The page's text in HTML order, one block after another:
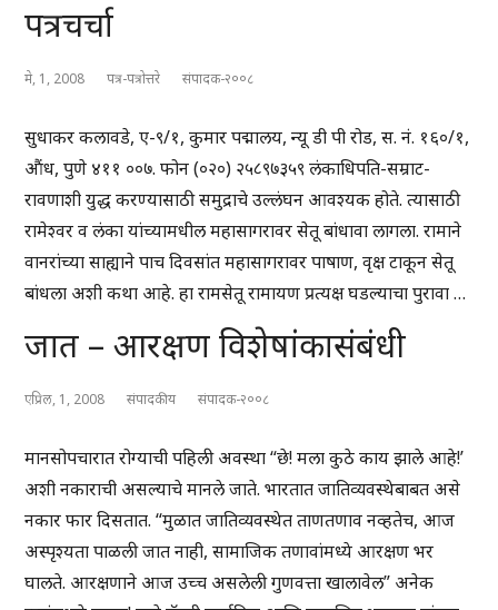
पत्रचर्चा
मे, 1, 2008 पत्र-पत्रोत्तरे संपादक-२००८
सुधाकर कलावडे, ए-९/१, कुमार पद्मालय, न्यू डी पी रोड, स. नं. १६०/१,
औंध, पुणे ४११ ००७. फोन (०२०) २५८९७३५९ लंकाधिपति-सम्राट-
रावणाशी युद्ध करण्यासाठी समुद्राचे उल्लंघन आवश्यक होते. त्यासाठी
रामेश्वर व लंका यांच्यामधील महासागरावर सेतू बांधावा लागला. रामाने
वानरांच्या साह्याने पाच दिवसांत महासागरावर पाषाण, वृक्ष टाकून सेतू
बांधला अशी कथा आहे. हा रामसेतू रामायण प्रत्यक्ष घडल्याचा पुरावा …
जात – आरक्षण विशेषांकासंबंधी
एप्रिल, 1, 2008 संपादकीय संपादक-२००८
मानसोपचारात रोग्याची पहिली अवस्था “छे! मला कुठे काय झाले आहे!’
अशी नकाराची असल्याचे मानले जाते. भारतात जातिव्यवस्थेबाबत असे
नकार फार दिसतात. “मुळात जातिव्यवस्थेत ताणतणाव नव्हतेच, आज
अस्पृश्यता पाळली जात नाही, सामाजिक तणावांमध्ये आरक्षण भर
घालते. आरक्षणाने आज उच्च असलेली गुणवत्ता खालावेल” अनेक